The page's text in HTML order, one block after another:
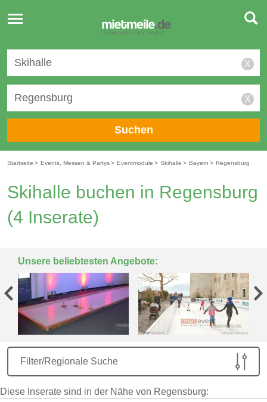
Toggle
navigation
X
X
Suchen
Startseite > Events, Messen & Partys> Eventmodule > Skihalle > Bayern > Regensburg
Skihalle buchen in Regensburg
(4 Inserate)
Unsere beliebtesten Angebote:
Filter/Regionale Suche
Diese Inserate sind in der Nähe von Regensburg: